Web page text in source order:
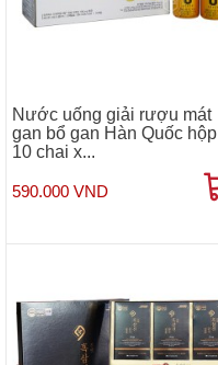
Nước uống giải rượu mát
gan bổ gan Hàn Quốc hộp
10 chai x...
590.000 VND